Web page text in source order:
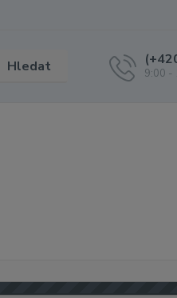
Hledat 9:00 -